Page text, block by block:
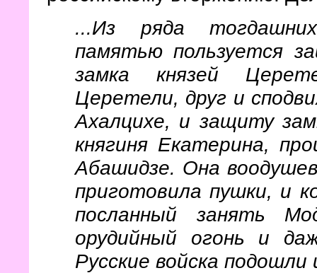
...Из ряда
памятью пользуется
замка князей
Церетели, друг и
Ахалцихе, и защиту
княгиня Екатерина,
Абашидзе. Она
приготовила пушки, и
посланный занять
орудийный огонь и
Русские войска